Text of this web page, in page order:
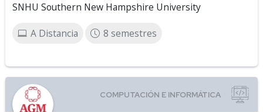
SNHU Southern New Hampshire University
A Distancia 8 semestres